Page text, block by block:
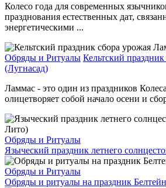
Колесо года для современных
празднования естественных дат,
энергетическими ...
Обряды и Ритуалы Кельтский
(Лугнасад)
Ламмас - это один из праздников
олицетворяет собой начало осени и
Обряды и Ритуалы
Языческий праздник летнего
Обряды и Ритуалы
Обряды и ритуалы на праздник Белтейн